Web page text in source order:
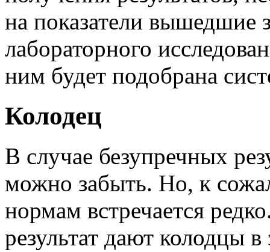
на показатели вышедшие
лабораторного
ним будет подобрана
Колодец
В случае безупречных
можно забыть. Но, к
нормам встречается
результат дают колодцы